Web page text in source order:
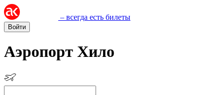
– всегда есть билеты
Войти
Аэропорт Хило